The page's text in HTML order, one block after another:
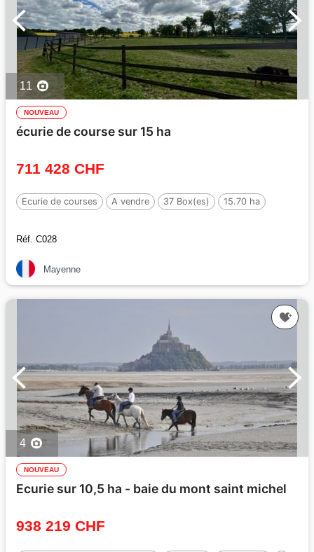
11
NOUVEAU
écurie de course sur 15 ha
711 428 CHF
Ecurie de courses A vendre 37 Box(es) 15.70 ha
Réf. C028
Mayenne
4
NOUVEAU
Ecurie sur 10,5 ha - baie du mont saint michel
938 219 CHF